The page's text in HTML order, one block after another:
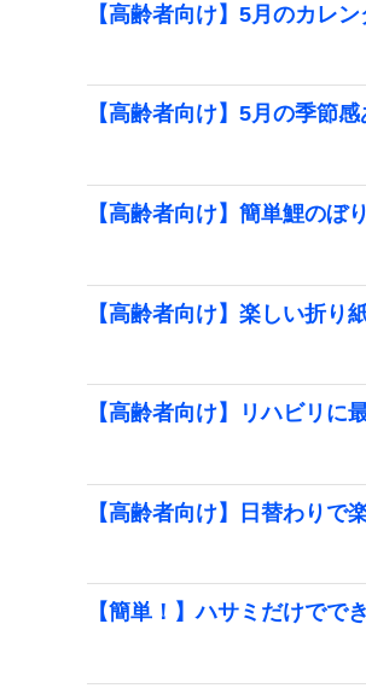
【高齢者向け】5月のカレ
【高齢者向け】5月の季節
【高齢者向け】簡単鯉のぼ
【高齢者向け】楽しい折り
【高齢者向け】リハビリ
【高齢者向け】日替わりで
【簡単！】ハサミだけでで